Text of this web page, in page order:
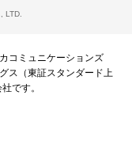
LTD.
コミュニケーションズ
ス（東証スタンダード上
です。